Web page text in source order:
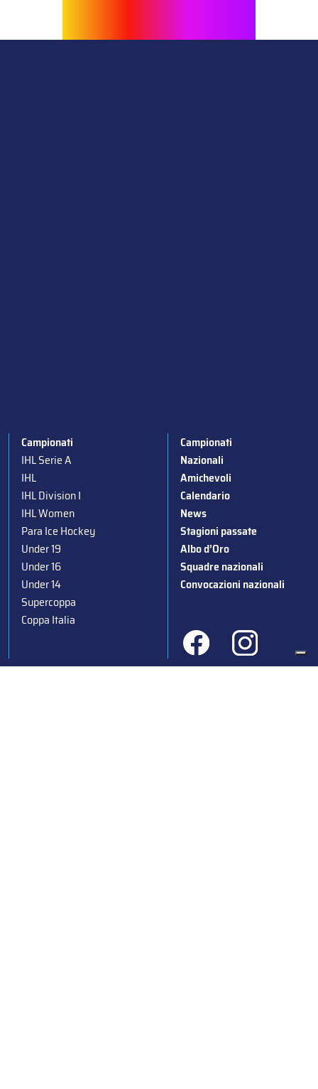
Campionati
IHL Serie A
IHL
IHL Division I
IHL Women
Para Ice Hockey
Under 19
Under 16
Under 14
Supercoppa
Coppa Italia
Campionati
Nazionali
Amichevoli
Calendario
News
Stagioni passate
Albo d’Oro
Squadre nazionali
Convocazioni nazionali